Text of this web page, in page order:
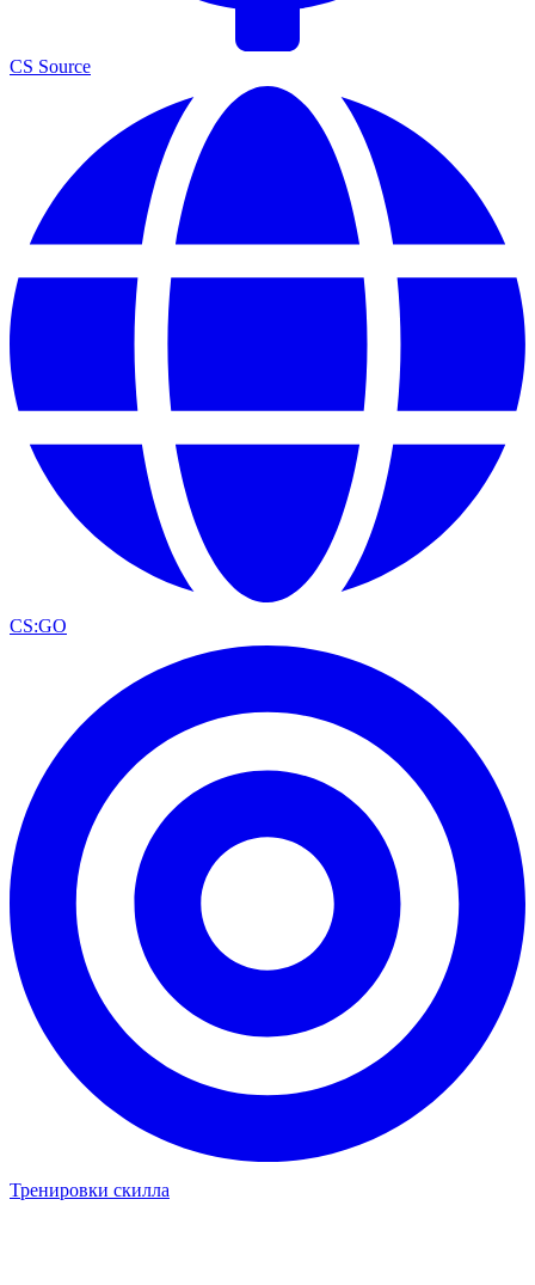
CS Source
CS:GO
Тренировки скилла